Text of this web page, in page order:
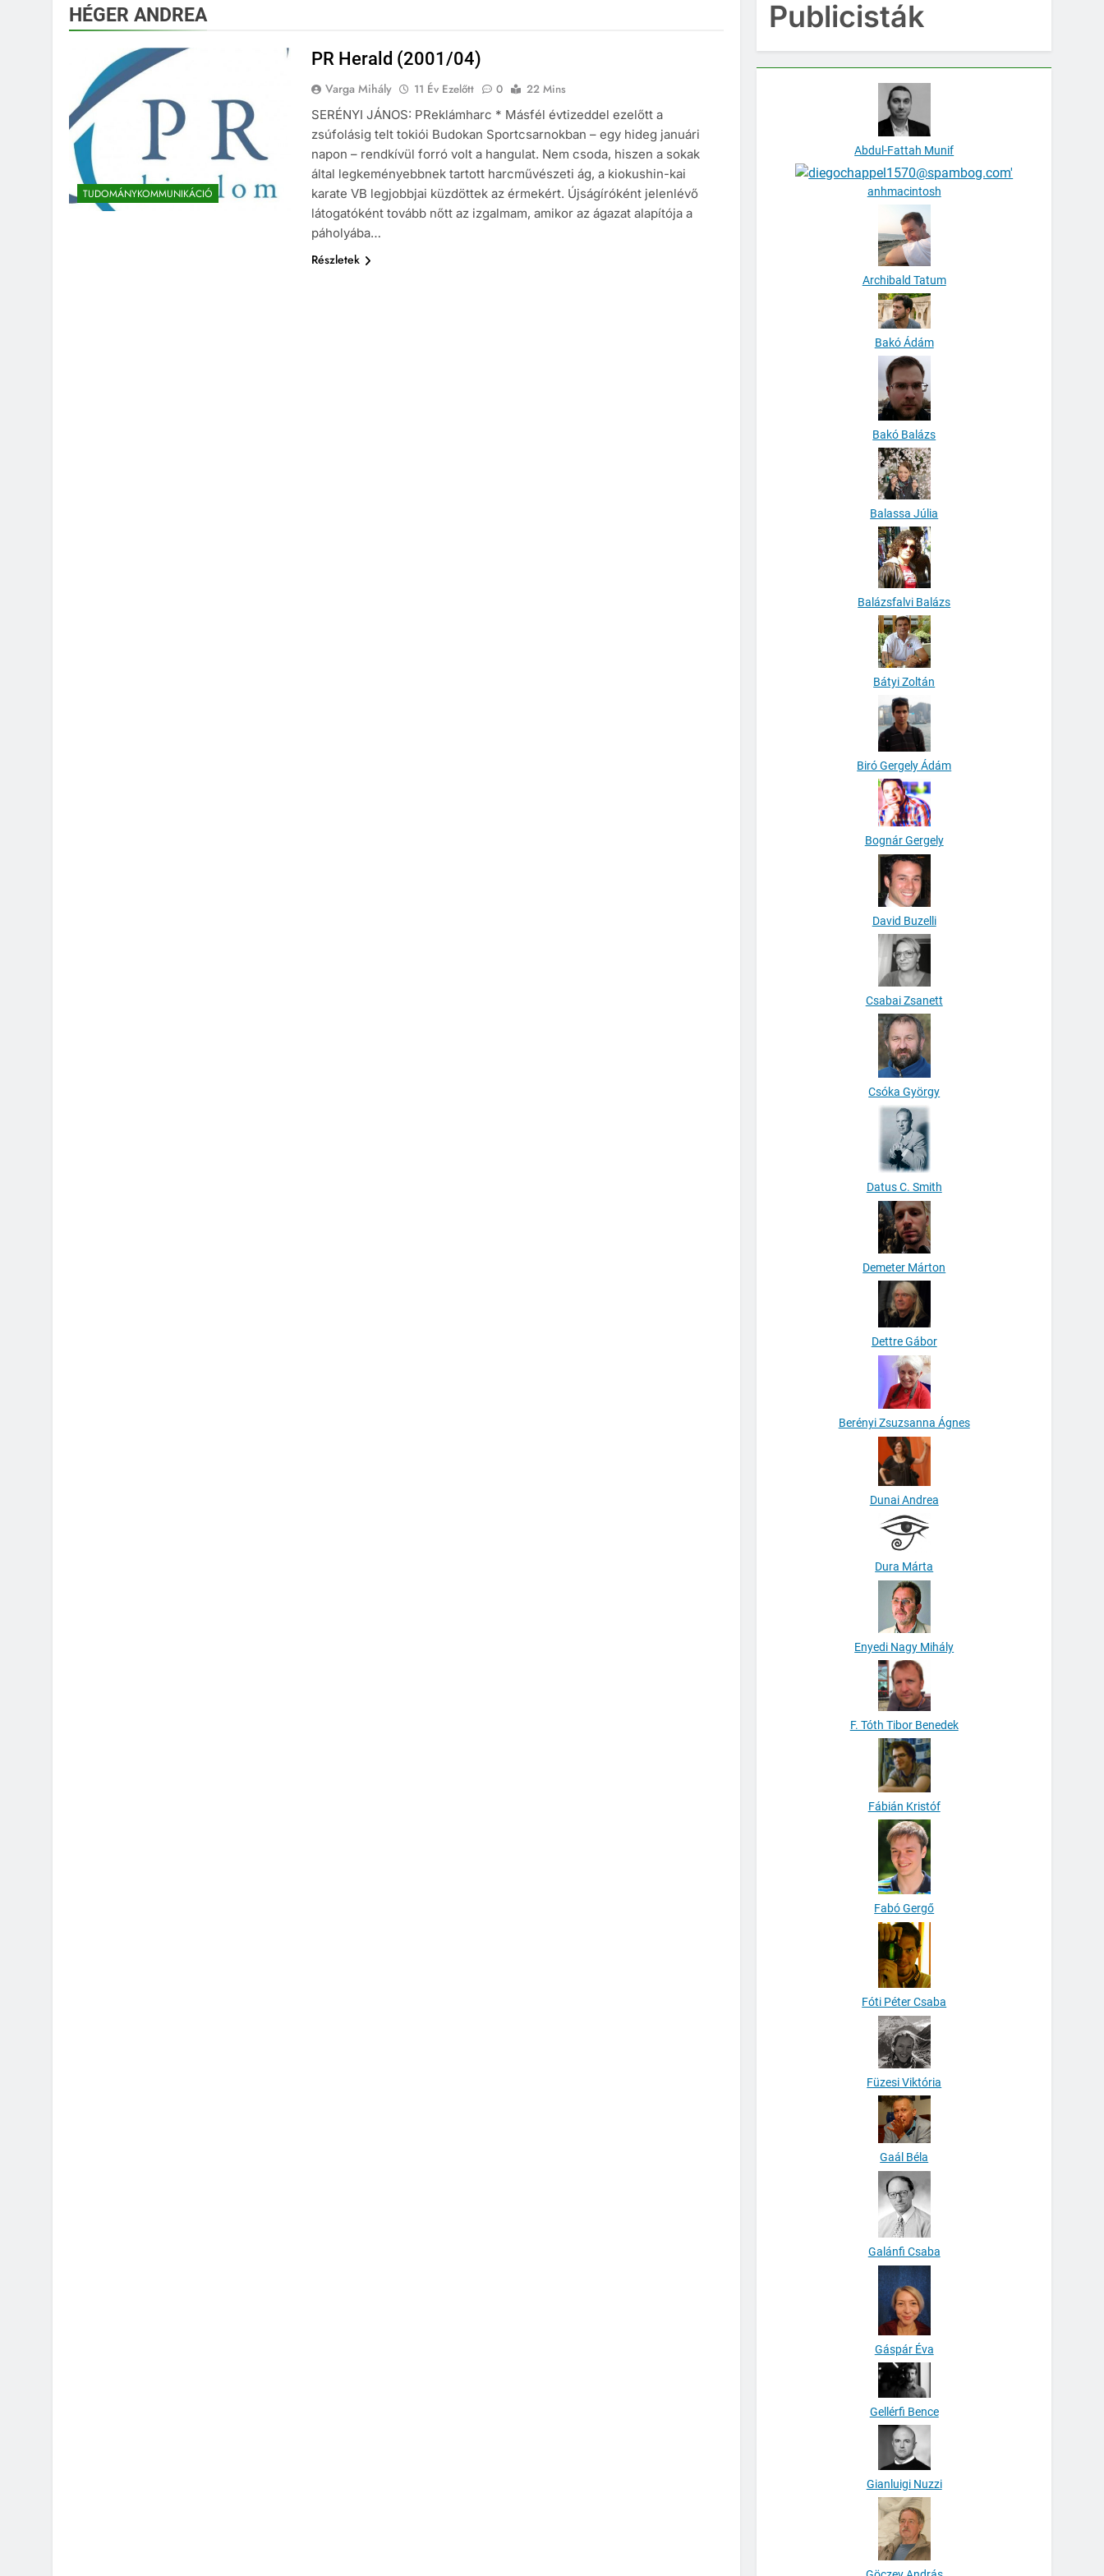
HÉGER ANDREA
TUDOMÁNYKOMMUNIKÁCIÓ
PR Herald (2001/04)
Varga Mihály 11 Év Ezelőtt 0
22 Mins
SERÉNYI JÁNOS: PReklámharc * Másfél évtizeddel ezelőtt a
zsúfolásig telt tokiói Budokan Sportcsarnokban – egy hideg januári
napon – rendkívül forró volt a hangulat. Nem csoda, hiszen a sokak
által legkeményebbnek tartott harcművészeti ág, a kiokushin-kai
karate VB legjobbjai küzdöttek az érmekért. Újságíróként jelenlévő
látogatóként tovább nőtt az izgalmam, amikor az ágazat alapítója a
páholyába…
Részletek
Publicisták
Abdul-Fattah Munif
anhmacintosh
Archibald Tatum
Bakó Ádám
Bakó Balázs
Balassa Júlia
Balázsfalvi Balázs
Bátyi Zoltán
Biró Gergely Ádám
Bognár Gergely
David Buzelli
Csabai Zsanett
Csóka György
Datus C. Smith
Demeter Márton
Dettre Gábor
Berényi Zsuzsanna Ágnes
Dunai Andrea
Dura Márta
Enyedi Nagy Mihály
F. Tóth Tibor Benedek
Fábián Kristóf
Fabó Gergő
Fóti Péter Csaba
Füzesi Viktória
Gaál Béla
Galánfi Csaba
Gáspár Éva
Gellérfi Bence
Gianluigi Nuzzi